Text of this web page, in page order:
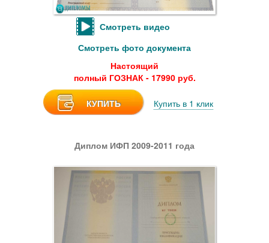
Смотреть видео
Смотреть фото документа
Настоящий
полный ГОЗНАК - 17990 руб.
КУПИТЬ Купить в 1 клик
Диплом ИФП 2009-2011 года